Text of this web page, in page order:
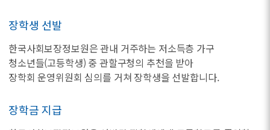
장학생 선발
한국사회보장정보원은 관내 거주하는 저소득층 가구
청소년들(고등학생) 중 관할구청의 추천을 받아
장학회 운영위원회 심의를 거쳐 장학생을 선발합니다.
장학금 지급